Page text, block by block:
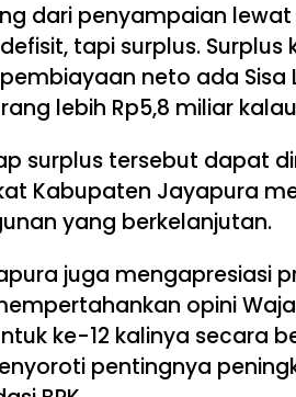
dari penyampaian
tapi surplus. Surplus
neto ada Sisa
lebih Rp5,8 miliar
surplus tersebut dapat
Kabupaten Jayapura
yang berkelanjutan.
juga mengapresiasi
opini
ke-12 kalinya secara
pentingnya